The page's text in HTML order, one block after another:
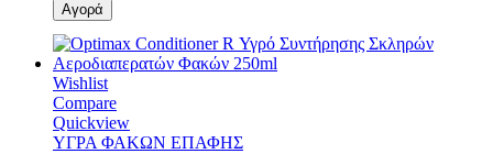
Αγορά
Wishlist
Compare
Quickview
ΥΓΡΑ ΦΑΚΩΝ ΕΠΑΦΗΣ